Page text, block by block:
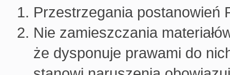
Przestrzegania postanowień
Nie zamieszczania
że dysponuje prawami do